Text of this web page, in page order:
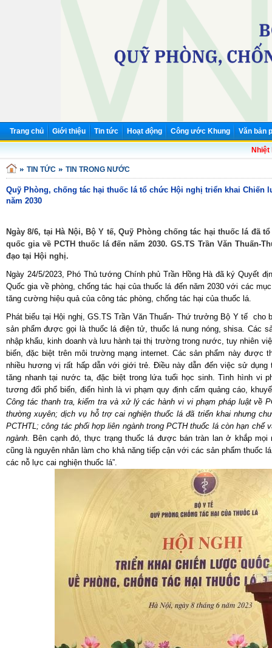
Trang chủ Giới thiệu Tin tức Hoạt động Công ước Khung Văn bản
Nhiệt
TIN TỨC TIN TRONG NƯỚC
Quỹ Phòng, chống tác hại thuốc lá tổ chức Hội nghị triển khai Chiến
năm 2030
Ngày 8/6, tại Hà Nội, Bộ Y tế, Quỹ Phòng chống tác hại thuốc lá đã
quốc gia về PCTH thuốc lá đến năm 2030. GS.TS Trần Văn Thuấn-
đạo tại Hội nghị.
Ngày 24/5/2023, Phó Thủ tướng Chính phủ Trần Hồng Hà đã ký Quyết
Quốc gia về phòng, chống tác hại của thuốc lá đến năm 2030 với các
tăng cường hiệu quả của công tác phòng, chống tác hại của thuốc lá.
Phát biểu tại Hội nghị, GS.TS Trần Văn Thuấn- Thứ trưởng Bộ Y tế cho
sản phẩm được gọi là thuốc lá điện tử, thuốc lá nung nóng, shisa. Các
nhập khẩu, kinh doanh và lưu hành tại thị trường trong nước, tuy nhiên
biến, đặc biệt trên môi trường mạng internet. Các sản phẩm này được
nhiều hương vị rất hấp dẫn với giới trẻ. Điều này dẫn đến việc sử
tăng nhanh tại nước ta, đặc biệt trong lứa tuổi học sinh. Tình hình vi
tương đối phổ biến, điển hình là vi phạm quy định cấm quảng cáo,
Công tác thanh tra, kiểm tra và xử lý các hành vi vi phạm pháp luật về
thường xuyên;dịch vụ hỗ trợ cai nghiện thuốc láđã triển khai nhưng
PCTHTL ; công tác phối hợp liên ngành trong PCTH thuốc lá còn hạn chế
ngành.
Bên cạnh đó, thực trạng thuốc lá được bán tràn lan ở khắp
cũng là nguyên nhân làm cho khả năng tiếp cận với các sản phẩm thuốc
các nỗ lực cai nghiện thuốc lá”.